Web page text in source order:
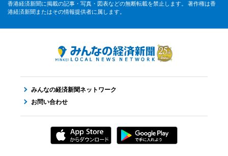
香港経済新聞に掲載の記事・写真・図表などの無断転載を禁止します。 著作権は香
港経済新聞またはその情報提供者に属します。
みんなの経済新聞ネットワーク
お問い合わせ